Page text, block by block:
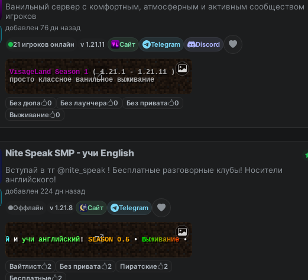
Ванильный сервер с комфортным, атмосферным и активным сообществом
игроков
добавлен 76 дн назад
21 игроков онлайн
v 1.21.11 Сайт Telegram Discord
VisageLand Season 1
( 1.21.1 - 1.21.11 )
просто классное ванильное выживание
Без дюпа 0 Без лаунчера 0 Без привата
0
Выживание
0
Nite Speak SMP - учи English
Вступай в тг @nite_speak ! Бесплатные разговорные клубы! Носители
английского!
добавлен 224 дн назад
Оффлайн
v 1.21.8 Сайт Telegram
и учи английский! SEASON 0.5 • Выживание •
Вайтлист 2 Без привата 2 Пиратские
2
Бесплатные
2